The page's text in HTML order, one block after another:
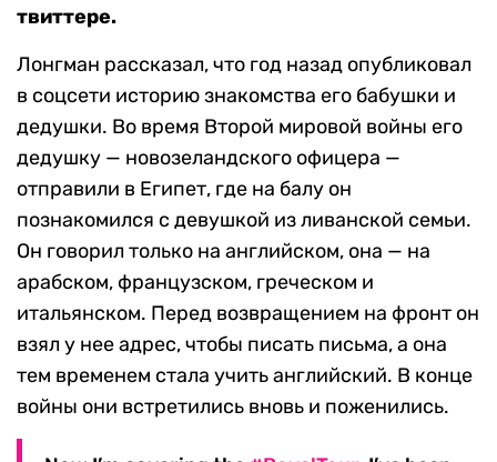
твиттере.
Лонгман рассказал, что год назад опубликовал
в соцсети историю знакомства его бабушки и
дедушки. Во время Второй мировой войны его
дедушку — новозеландского офицера —
отправили в Египет, где на балу он
познакомился с девушкой из ливанской семьи.
Он говорил только на английском, она — на
арабском, французском, греческом и
итальянском. Перед возвращением на фронт он
взял у нее адрес, чтобы писать письма, а она
тем временем стала учить английский. В конце
войны они встретились вновь и поженились.